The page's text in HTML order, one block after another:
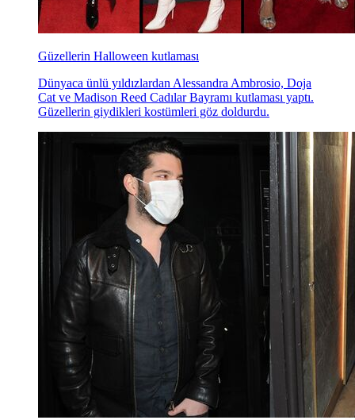
Güzellerin Halloween kutlaması
Dünyaca ünlü yıldızlardan Alessandra Ambrosio, Doja
Cat ve Madison Reed Cadılar Bayramı kutlaması yaptı.
Güzellerin giydikleri kostümleri göz doldurdu.